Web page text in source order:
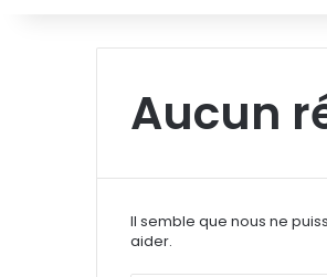
Aucun
Il semble que nous ne
aider.